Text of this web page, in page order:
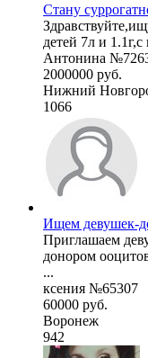
Стану
детей 7л и
Антонина
2000000 руб.
Нижний
1066
Ищем девушек-
Приглашаем
донором
...
ксения №65307
60000 руб.
Воронеж
942